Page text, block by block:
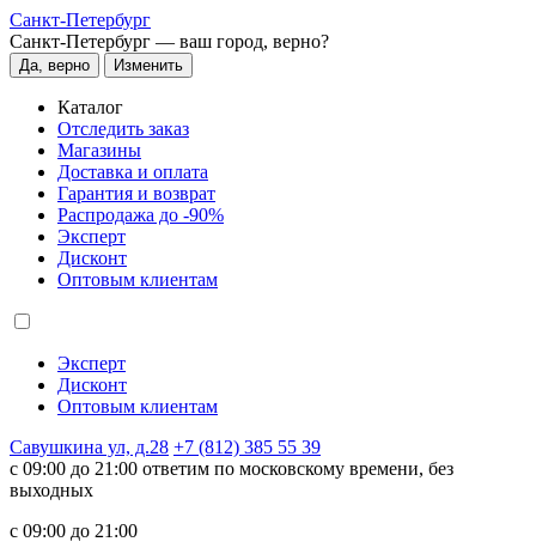
Санкт-Петербург
Санкт-Петербург — ваш город, верно?
Да, верно Изменить
Каталог
Отследить заказ
Магазины
Доставка и оплата
Гарантия и возврат
Распродажа до -90%
Эксперт
Дисконт
Оптовым клиентам
Эксперт
Дисконт
Оптовым клиентам
Савушкина ул, д.28 +7 (812) 385 55 39
c 09:00 до 21:00 ответим по московскому времени, без
выходных
c 09:00 до 21:00